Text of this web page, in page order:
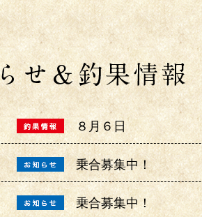
８月６日
乗合募集中！
乗合募集中！